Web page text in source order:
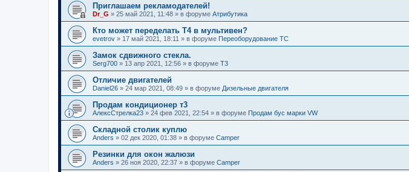
Приглашаем рекламодателей!
Dr_G » 25 май 2021, 11:48 » в форуме Атрибутика
Кто может переделать Т4 в мультивен?
evetrov » 17 май 2021, 18:11 » в форуме Переоборудование ТС
Замок сдвижного стекла.
Serg700 » 13 апр 2021, 12:56 » в форуме T3
Отличие двигателей
Daniel26 » 24 мар 2021, 08:49 » в форуме Дизельные двигателя
Продам кондиционер т3
АлексСтрелка23 » 24 фев 2021, 22:54 » в форуме Продам бус марки VW
Складной столик куплю
Anders » 02 дек 2020, 01:38 » в форуме Camper
Резинки для окон жалюзи
Anders » 26 ноя 2020, 22:37 » в форуме Camper